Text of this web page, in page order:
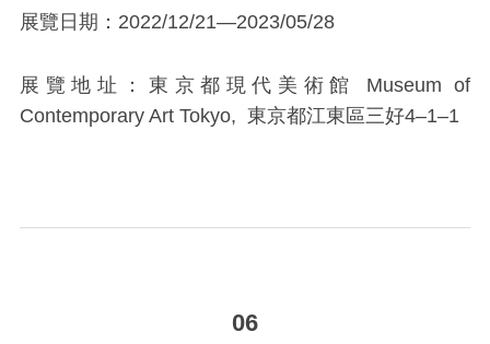
展覽日期：2022/12/21—2023/05/28
展覽地址：東京都現代美術館 Museum of
Contemporary Art Tokyo, 東京都江東區三好4–1–1
06